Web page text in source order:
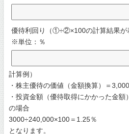
優待利回り（①÷②×100の計算結果が
※単位：％
計算例）
・株主優待の価値（金額換算）＝
・投資金額（優待取得にかかった金額
の場合
3000÷240,000×100＝1.25％
となります。